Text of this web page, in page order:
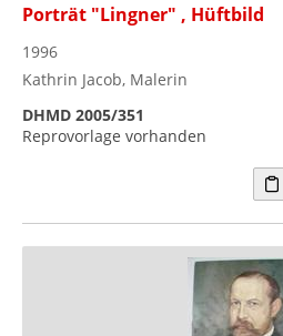
Porträt "Lingner" , Hüftbild
1996
Kathrin Jacob, Malerin
DHMD 2005/351
Reprovorlage vorhanden